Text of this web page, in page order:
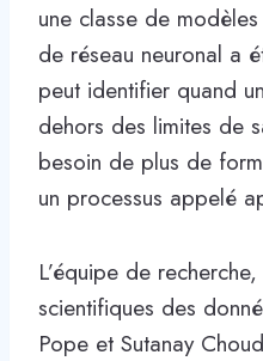
une classe de
de réseau neuronal a
peut identifier quand
dehors des limites de
besoin de plus de
un processus appelé
L’équipe de
scientifiques des
Pope et Sutanay